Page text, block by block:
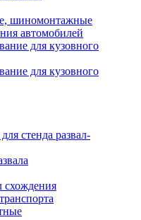
шиномонтажные
автомобилей
для кузовного
для кузовного
стенда развал-
схождения